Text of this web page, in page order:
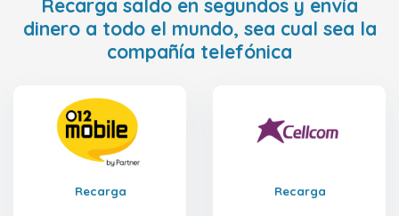
Recarga saldo en segundos y envía
dinero a todo el mundo, sea cual sea la
compañía telefónica
Recarga Recarga